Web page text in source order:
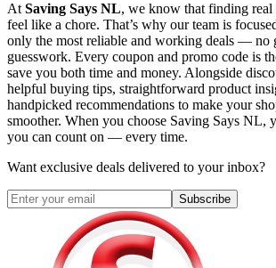
At Saving Says NL, we know that finding real
feel like a chore. That’s why our team is
only the most reliable and working deals — no
guesswork. Every coupon and promo code is
save you both time and money. Alongside
helpful buying tips, straightforward product
handpicked recommendations to make your
smoother. When you choose Saving Says NL,
you can count on — every time.
Want exclusive deals delivered to your inbox?
Subscribe